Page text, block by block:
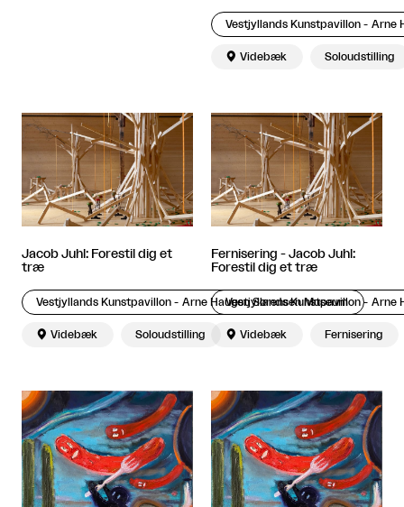
Vestjyllands Kunstpavillon - Arne
 Videbæk Soloudstilling
Jacob Juhl: Forestil dig et
træ
Vestjyllands Kunstpavillon - Arne Haugen Sørensen Museum
 Videbæk Soloudstilling
Fernisering - Jacob Juhl:
Forestil dig et træ
Vestjyllands Kunstpavillon - Arne
 Videbæk Fernisering